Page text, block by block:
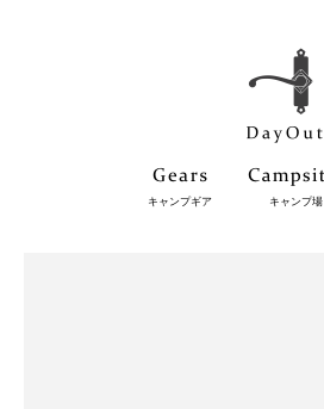
キャンプギア キャンプ場